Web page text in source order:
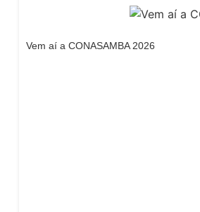
Vem aí a CONASAMBA 2026